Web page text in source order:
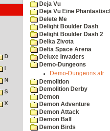
D
I
N
S
X
Deja Vu
Deja Vu Eine
Delete Me
Delight Boulder Dash
Delight Boulder Dash 2
Delka Zivota
Delta Space Arena
Deluxe Invaders
Demo-Dungeons
Demo-Dungeons.atr
Demolition
Demolition Derby
Demon
Demon Adventure
Demon Attack
Demon Ball
Demon Birds